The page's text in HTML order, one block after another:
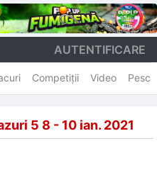
AUTENTIFICARE
Competiţii Video
5 8 - 10 ian. 2021